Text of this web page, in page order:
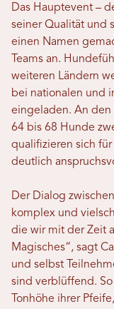
Das Hauptevent –
seiner Qualität und
einen Namen
Teams an.
weiteren Ländern
bei nationalen und
eingeladen. An den
64 bis 68 Hunde
qualifizieren sich
deutlich
Der Dialog
komplex und
die wir mit der Zeit
Magisches“, sagt
und selbst
sind verblüffend.
Tonhöhe ihrer